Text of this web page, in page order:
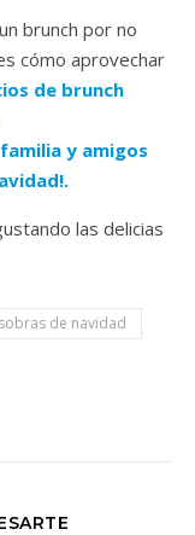
brunch por no
cómo aprovechar
de brunch
y amigos
las delicias
de navidad